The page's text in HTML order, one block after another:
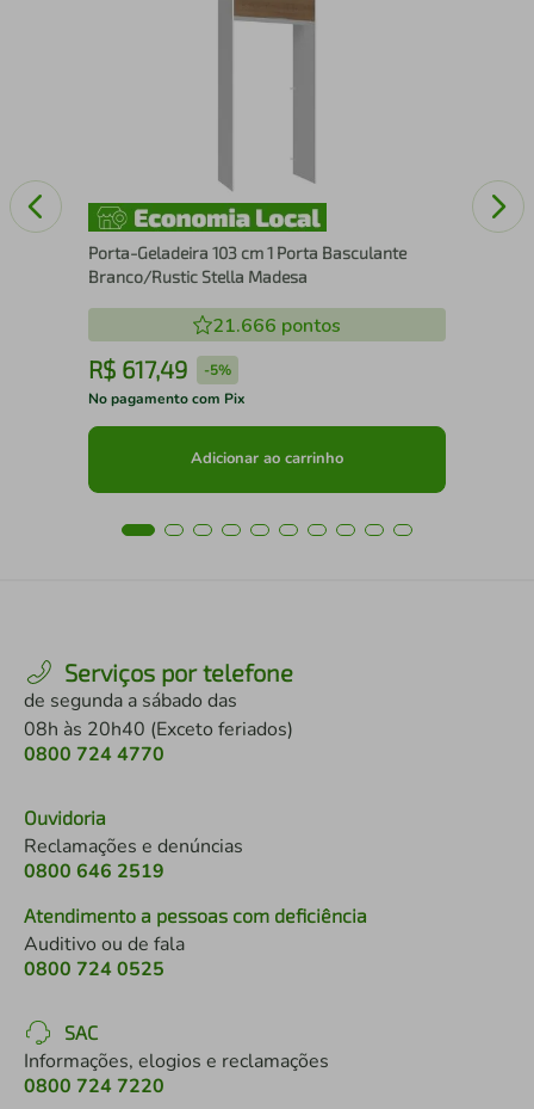
Porta-Geladeira 103 cm 1 Porta Basculante
Branco/Rustic Stella Madesa
21.666 pontos
R$ 617,49 -5%
No pagamento com Pix
Adicionar ao carrinho
Serviços por telefone
de segunda a sábado das
08h às 20h40 (Exceto feriados)
0800 724 4770
Ouvidoria
Reclamações e denúncias
0800 646 2519
Atendimento a pessoas com deficiência
Auditivo ou de fala
0800 724 0525
SAC
Informações, elogios e reclamações
0800 724 7220